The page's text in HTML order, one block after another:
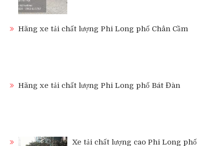
Hãng xe tải chất lượng Phi Long phố Chân Cầm
Hãng xe tải chất lượng Phi Long phố Bát Đàn
Xe tải chất lượng cao Phi Long phố